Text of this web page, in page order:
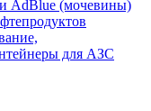
AdBlue (мочевины)
для АЗС